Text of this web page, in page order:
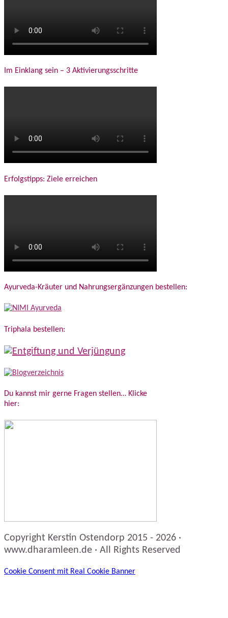
Im Einklang sein – 3 Aktivierungsschritte
Erfolgstipps: Ziele erreichen
Ayurveda-Kräuter und Nahrungsergänzungen bestellen:
Triphala bestellen:
Du kannst mir gerne Fragen stellen… Klicke
hier:
Copyright Kerstin Ostendorp 2015 - 2026 ·
www.dharamleen.de · All Rights Reserved
Cookie Consent mit Real Cookie Banner